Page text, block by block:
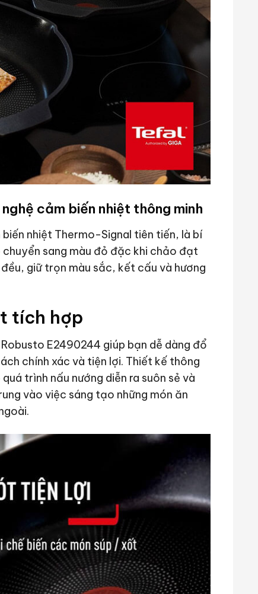
cảm biến nhiệt thông minh
nhiệt Thermo-Signal tiên tiến, là bí
sang màu đỏ đặc khi chảo đạt
giữ trọn màu sắc, kết cấu và hương
tích hợp
E2490244 giúp bạn dễ dàng đổ
chính xác và tiện lợi. Thiết kế thông
trình nấu nướng diễn ra suôn sẻ và
vào việc sáng tạo những món ăn